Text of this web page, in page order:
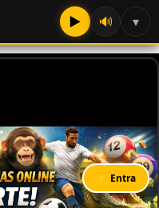
▶ 🔊 ▾
⚡ Entra